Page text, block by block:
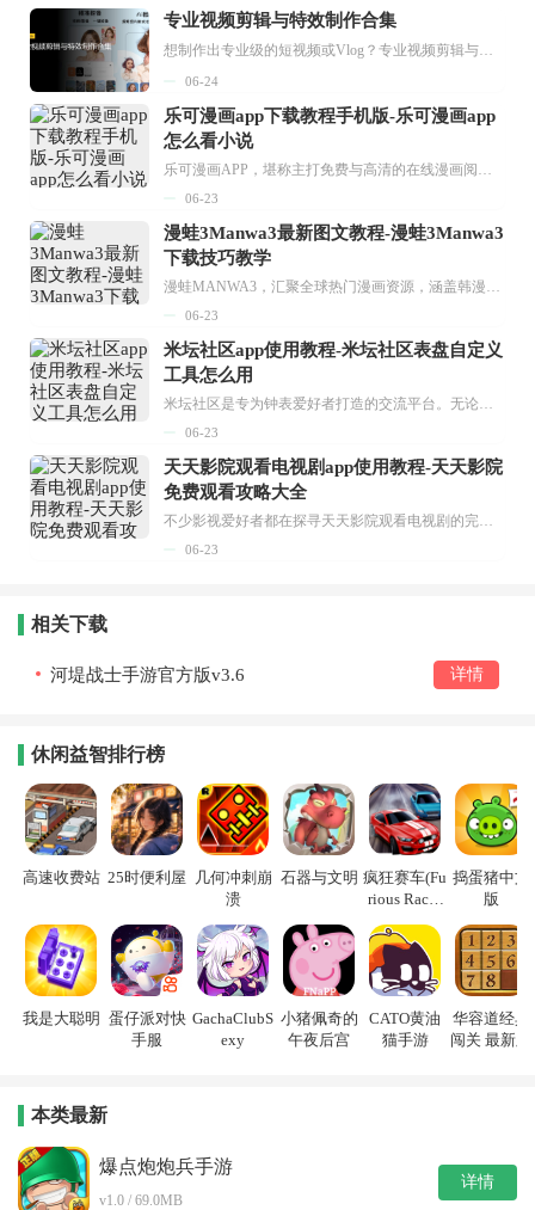
专业视频剪辑与特效制作合集
想制作出专业级的短视频或Vlog？专业视频剪辑与特效制作大全专题为你提供了从剪辑、抠像到特效包装的全套解决方案。无论是添加炫酷的片头、进行精准的视频抠图，还是制...
06-24
乐可漫画app下载教程手机版-乐可漫画app
怎么看小说
乐可漫画APP，堪称主打免费与高清的在线漫画阅读神器。其官方版提供海量完整版漫画资源，无论是国内漫画，还是日漫、韩漫、台漫、美漫等国外漫画，应有尽有，随时供你阅读。只需轻点一下，便能直接进入阅读界面。不仅如此，乐可漫画最新版本更新速度极快，在这里，你总能抢先看到全网一手漫画章节内容！...
06-23
漫蛙3Manwa3最新图文教程-漫蛙3Manwa3
下载技巧教学
漫蛙MANWA3，汇聚全球热门漫画资源，涵盖韩漫、欧美漫画、国漫等多种类型，题材丰富多样，全方位满足用户阅读喜好。它不仅是阅读平台，更是创作平台，为广大用户打造零门槛创作环境。...
06-23
米坛社区app使用教程-米坛社区表盘自定义
工具怎么用
米坛社区是专为钟表爱好者打造的交流平台。无论你是初涉钟表领域的普通爱好者，还是拥有多年收藏经验的资深玩家，都能在此找到属于自己的天地。 无需注册，就能轻松参与其中。通过专业的讨论论坛与丰富的交互功能，你可与世界各地的钟表爱好者畅快交流。若你钟情于钟表，米坛社区无疑是值得一试的理想之选。在这里，你能获取最新的手表资讯，交流见解，提升鉴赏品味，让每一块手表都成为收藏故事中重要的一部分。感兴趣的朋友，不要错过下载机会。...
06-23
天天影院观看电视剧app使用教程-天天影院
免费观看攻略大全
不少影视爱好者都在探寻天天影院观看电视剧的完整方法，结合最新平台使用规则，本篇新手入门攻略全面讲解观看渠道、检索流程、播放设置以及画面模式调整等实用内容。全文适配手机、电脑等主流设备，步骤简洁易懂，无论是初次使用的新手，还是想要优化观影体验的用户，都能参照内容快速上手，熟练掌握平台各项操作技巧，轻松畅享影视内容。...
06-23
相关下载
河堤战士手游官方版v3.6 详情
休闲益智排行榜
高速收费站 25时便利屋
几何冲刺崩
溃
石器与文明 疯狂赛车(Fu
rious Racin
捣蛋猪中文
版
我是大聪明 蛋仔派对快
手服
GachaClubS
exy
小猪佩奇的
午夜后宫
CATO黄油
猫手游
华容道经典
闯关 最新版
本类最新
爆点炮炮兵手游
v1.0 / 69.0MB
详情